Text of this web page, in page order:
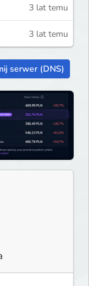
3 lat temu
3 lat temu
serwer (DNS)